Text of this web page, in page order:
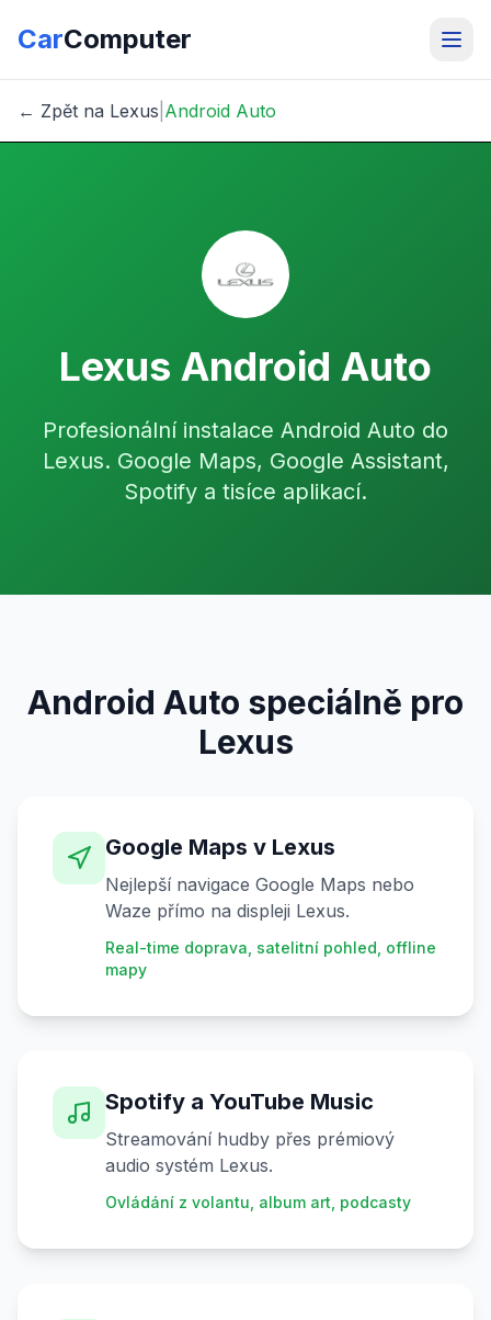
CarComputer
← Zpět na Lexus Android Auto
Lexus Android Auto
Profesionální instalace Android Auto do
Lexus. Google Maps, Google Assistant,
Spotify a tisíce aplikací.
Android Auto speciálně pro
Lexus
Google Maps v Lexus
Nejlepší navigace Google Maps nebo
Waze přímo na displeji Lexus.
Real-time doprava, satelitní pohled, offline
mapy
Spotify a YouTube Music
Streamování hudby přes prémiový
audio systém Lexus.
Ovládání z volantu, album art, podcasty